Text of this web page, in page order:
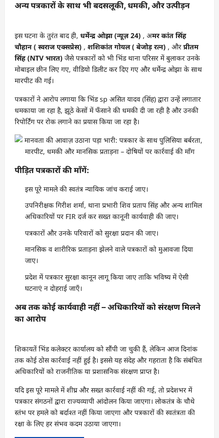
अन्य पत्रकारों के साथ भी बदसलूकी, धमकी, और उत्पीड़न
इस घटना के तुरंत बाद ही, धर्मेन्द्र ओझा (न्यूज़ 24) , अमर कांत सिंह
चौहान ( स्वराज एक्सप्रेस) , शशिकांत गोयल ( बेजोड़ रत्न) , और प्रीतम
सिंह (NTV भारत) जैसे पत्रकारों को भी भिंड थाना परिसर में बुलाकर उनके
मोबाइल छीन लिए गए, वीडियो डिलीट कर दिए गए और धर्मेन्द्र ओझा के साथ
मारपीट की गई।
पत्रकारों ने आरोप लगाया कि भिंड sp असित यादव (सिंह) द्वारा उन्हें लगातार
धमकाया जा रहा है, झूठे केसों में फँसाने की धमकी दी जा रही है और उनकी
रिपोर्टिंग पर रोक लगाने का प्रयास किया जा रहा है।
पीड़ित पत्रकारों की माँगें:
इस पूरे मामले की स्वतंत्र न्यायिक जांच कराई जाए।
उपनिरीक्षक गिरीश शर्मा, थाना प्रभारी शिव प्रताप सिंह और अन्य शामिल
अधिकारियों पर FIR दर्ज कर सख्त कानूनी कार्यवाही की जाए।
पत्रकारों और उनके परिवारों को सुरक्षा प्रदान की जाए।
मानसिक व शारीरिक प्रताड़ना झेलने वाले पत्रकारों को मुआवजा दिया
जाए।
प्रदेश में पत्रकार सुरक्षा कानून लागू किया जाए ताकि भविष्य में ऐसी
घटनाएं न दोहराई जाएँ।
अब तक कोई कार्यवाही नहीं – अधिकारियों को संरक्षण मिलने
का आरोप
शिकायतें भिंड कलेक्टर कार्यालय को सौंपी जा चुकी हैं, लेकिन आज दिनांक
तक कोई ठोस कार्रवाई नहीं हुई है। इससे यह संदेह और गहराता है कि संबंधित
अधिकारियों को राजनीतिक या प्रशासनिक संरक्षण प्राप्त है।
यदि इस पूरे मामले में शीघ्र और सख्त कार्रवाई नहीं की गई, तो प्रदेशभर में
पत्रकार संगठनों द्वारा राज्यव्यापी आंदोलन किया जाएगा। लोकतंत्र के चौथे
स्तंभ पर हमले को बर्दाश्त नहीं किया जाएगा और पत्रकारों की स्वतंत्रता की
रक्षा के लिए हर संभव कदम उठाया जाएगा।